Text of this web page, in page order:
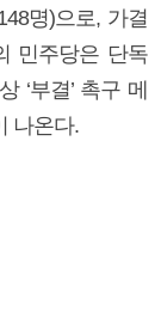
명)으로, 가결
민주당은 단독
‘부결’ 촉구 메
나온다.